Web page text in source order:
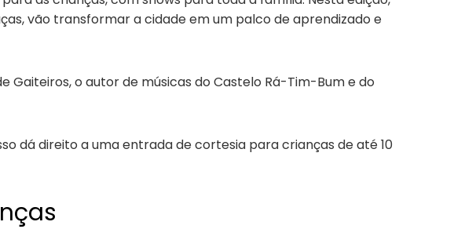
vão transformar a cidade em um palco de aprendizado e
o autor de músicas do Castelo Rá-Tim-Bum e do
dá direito a uma entrada de cortesia para crianças de até 10